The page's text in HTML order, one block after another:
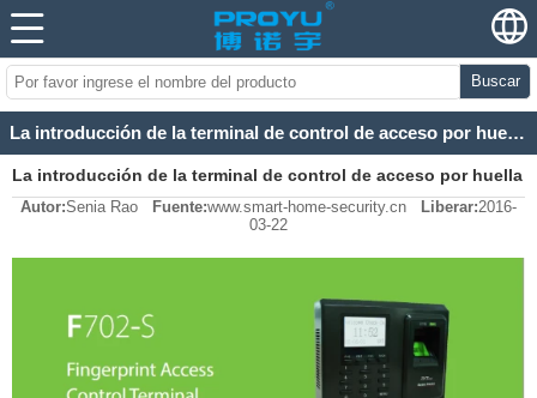
Buscar
La introducción de la terminal de control de acceso por huella dactilar
La introducción de la terminal de control de acceso por huella
dactilar
Autor:Senia Rao Fuente:www.smart-home-security.cn Liberar:2016-
03-22